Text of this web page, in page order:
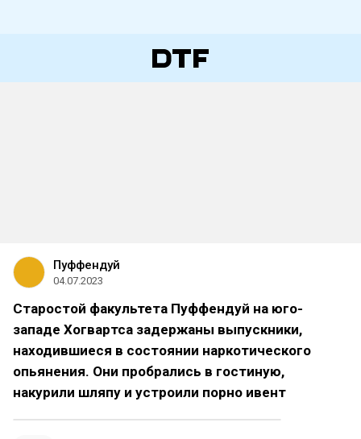
Пуффендуй
04.07.2023
Старостой факультета Пуффендуй на юго-
западе Хогвартса задержаны выпускники,
находившиеся в состоянии наркотического
опьянения. Они пробрались в гостиную,
накурили шляпу и устроили порно ивент